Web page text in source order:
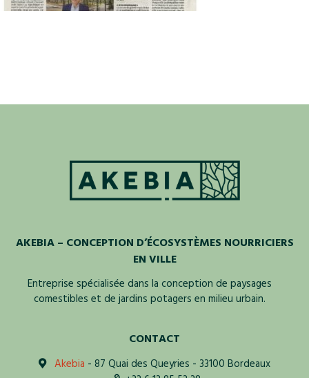
AKEBIA – CONCEPTION D’ÉCOSYSTÈMES NOURRICIERS
EN VILLE
Entreprise spécialisée dans la conception de paysages
comestibles et de jardins potagers en milieu urbain.
CONTACT
Akebia - 87 Quai des Queyries - 33100 Bordeaux